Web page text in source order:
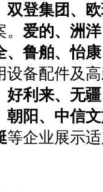
双登集团、
。爱的、洲
、鲁舶、怡
设备配件及
好利来、无
朝阳、中信
等企业展示